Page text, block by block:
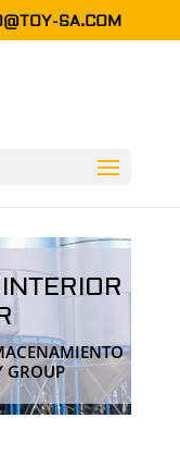
SA.COM
GROUP